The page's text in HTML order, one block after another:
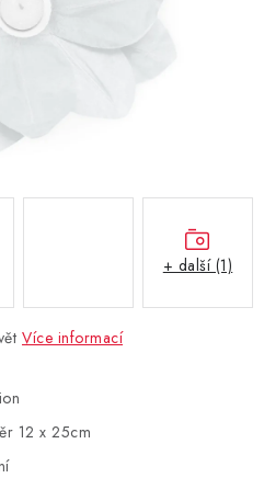
Více informací
12 x 25cm
+ další (1)